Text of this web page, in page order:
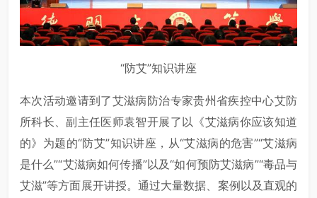
“防艾”知识讲座
本次活动邀请到了艾滋病防治专家贵州省疾控中心艾防
所科长、副主任医师袁智开展了以《艾滋病你应该知道
的》为题的“防艾”知识讲座，从“艾滋病的危害”“艾滋病
是什么”“艾滋病如何传播”以及“如何预防艾滋病”“毒品与
艾滋”等方面展开讲授。通过大量数据、案例以及直观的